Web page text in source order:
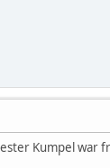
Kumpel war